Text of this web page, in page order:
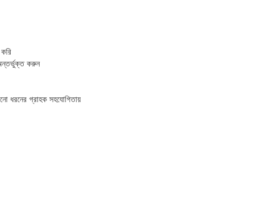
করুন
গ্রাহক সহযোগিতায়